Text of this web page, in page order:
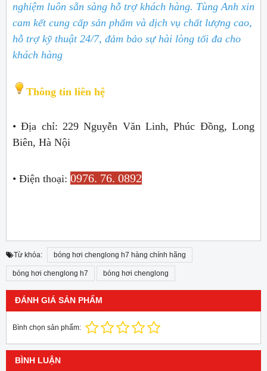
nghiệm luôn sẵn sàng hỗ trợ khách hàng. Tùng Anh xin
cam kết cung cấp sản phẩm và dịch vụ chất lượng cao,
hỗ trợ kỹ thuật 24/7, đảm bảo sự hài lòng tối đa cho
khách hàng
Thông tin liên hệ
• Địa chỉ: 229 Nguyễn Văn Linh, Phúc Đồng, Long
Biên, Hà Nội
• Điện thoại: 0976. 76. 0892
Từ khóa: bóng hơi chenglong h7 hàng chính hãng
bóng hơi chenglong h7 bóng hơi chenglong
ĐÁNH GIÁ SẢN PHẨM
Bình chọn sản phẩm:
BÌNH LUẬN